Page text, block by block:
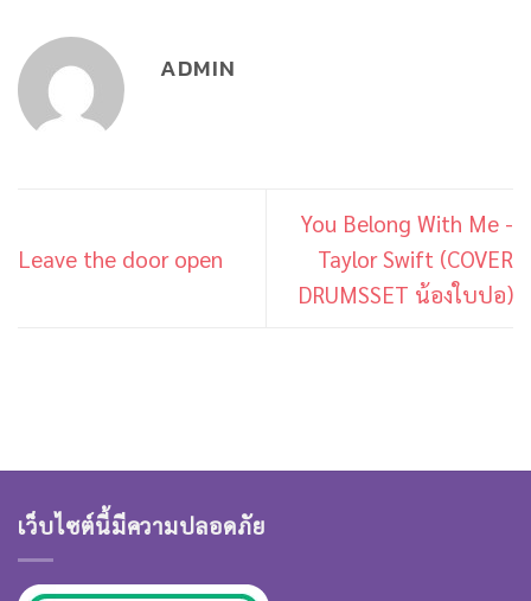
ADMIN
Leave the door open
You Belong With Me -
Taylor Swift (COVER
DRUMSSET น้องใบปอ)
เว็บไซต์นี้มีความปลอดภัย